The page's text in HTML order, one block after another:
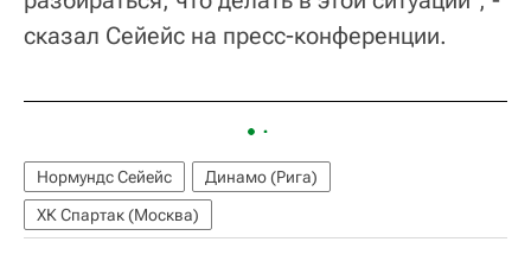
сказал Сейейс на пресс-конференции.
Нормундс Сейейс
Динамо (Рига)
ХК Спартак (Москва)